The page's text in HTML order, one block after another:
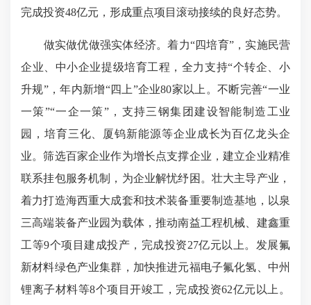
完成投资48亿元，形成重点项目滚动接续的良好态势。
做实做优做强实体经济。着力“四培育”，实施民营
企业、中小企业提级培育工程，全力支持“个转企、小
升规”，年内新增“四上”企业80家以上。不断完善“一业
一策”“一企一策”，支持三钢集团建设智能制造工业
园，培育三化、厦钨新能源等企业成长为百亿龙头企
业。筛选百家企业作为增长点支撑企业，建立企业精准
联系挂包服务机制，为企业解忧纾困。壮大主导产业，
着力打造海西重大成套和技术装备重要制造基地，以泉
三高端装备产业园为载体，推动南益工程机械、建鑫重
工等9个项目建成投产，完成投资27亿元以上。发展氟
新材料绿色产业集群，加快推进元福电子氟化氢、中州
锂离子材料等8个项目开竣工，完成投资62亿元以上。